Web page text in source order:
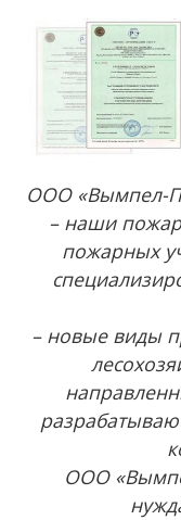
ООО «Вымпел-
– наши
пожарных
– новые виды
ООО